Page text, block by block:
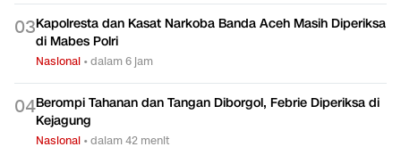
03Kapolresta dan Kasat Narkoba Banda Aceh Masih Diperiksa
di Mabes Polri
Nasional •dalam 6 jam
04Berompi Tahanan dan Tangan Diborgol, Febrie Diperiksa di
Kejagung
Nasional •dalam 42 menit